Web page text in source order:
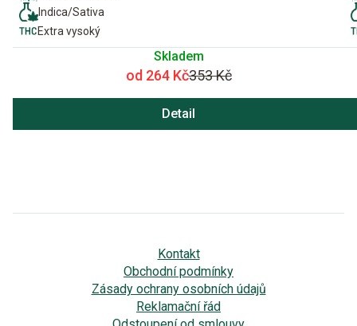
Indica/Sativa
Extra vysoký
Skladem
od 264 Kč353 Kč
Detail
Kontakt
Obchodní podmínky
Zásady ochrany osobních údajů
Reklamační řád